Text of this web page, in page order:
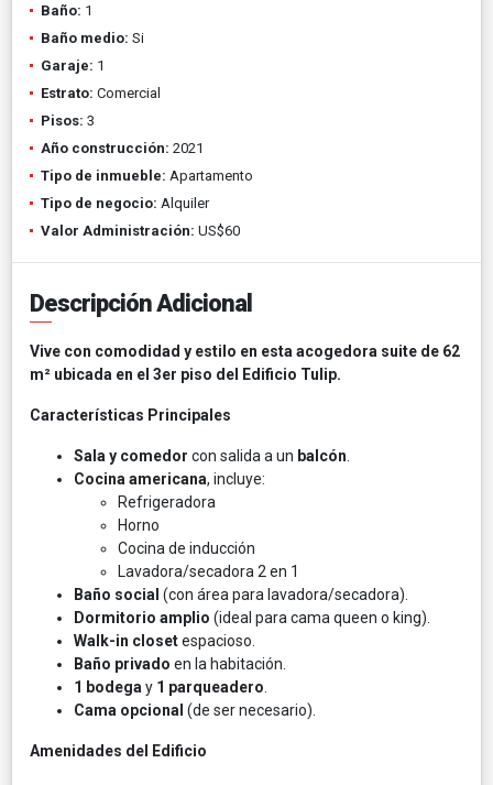
Baño: 1
Baño medio: Si
Garaje: 1
Estrato: Comercial
Pisos: 3
Año construcción: 2021
Tipo de inmueble: Apartamento
Tipo de negocio: Alquiler
Valor Administración: US$60
Descripción Adicional
Vive con comodidad y estilo en esta acogedora suite de 62
m² ubicada en el 3er piso del Edificio Tulip.
Características Principales
Sala y comedor con salida a un balcón
Cocina americana, incluye:
Refrigeradora
Horno
Cocina de inducción
Lavadora/secadora 2 en 1
Baño social (con área para lavadora/secadora).
Dormitorio amplio (ideal para cama queen o king).
Walk-in closetespacioso.
Baño privado en la habitación.
1 bodega y 1 parqueadero
Cama opcional (de ser necesario).
Amenidades del Edificio